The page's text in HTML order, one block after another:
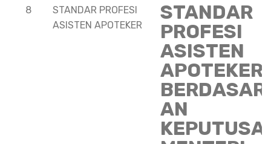
8
STANDAR PROFESI
ASISTEN APOTEKER
STANDAR
PROFESI
ASISTEN
APOTEKER
AN